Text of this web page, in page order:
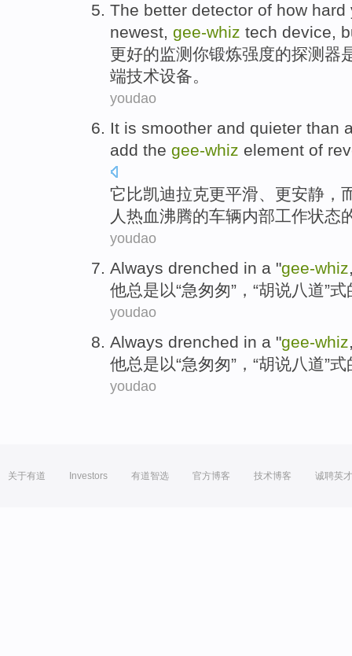
The better detector of how hard
newest, gee-whiz tech device,
更好的监测 你锻炼强度的探测器
端技术设备。
youdao
It is smoother and quieter than
add the gee-whiz element of
它 比凯迪拉克更平滑、 更安静 ，
人 热血沸腾的车辆内部工作状态
youdao
Always drenched in a "gee-whiz
他总是以“急匆匆”，“胡说八道”式
youdao
Always drenched in a "gee-whiz
他总是 以“急匆匆”，“胡说八道”式
youdao
关于有道 Investors 有道智选 官方博客 技术博客 诚聘英才